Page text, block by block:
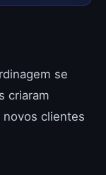
se
criaram
novos clientes